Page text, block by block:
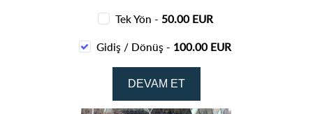
Tek Yön - 50.00 EUR
Gidiş / Dönüş - 100.00 EUR